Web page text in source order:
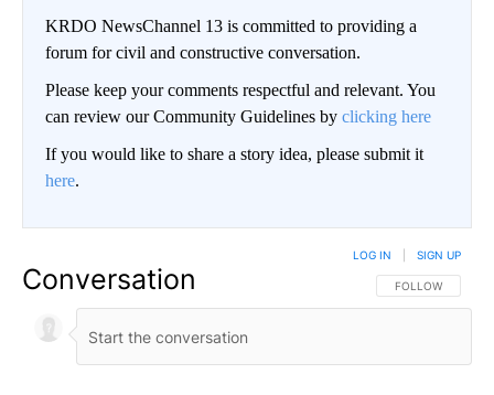
KRDO NewsChannel 13 is committed to providing a
forum for civil and constructive conversation.
Please keep your comments respectful and relevant. You
can review our Community Guidelines by clicking here
If you would like to share a story idea, please submit it
here.
Conversation FOLLOW THIS
FOLLOW
LOG IN SIGN UP